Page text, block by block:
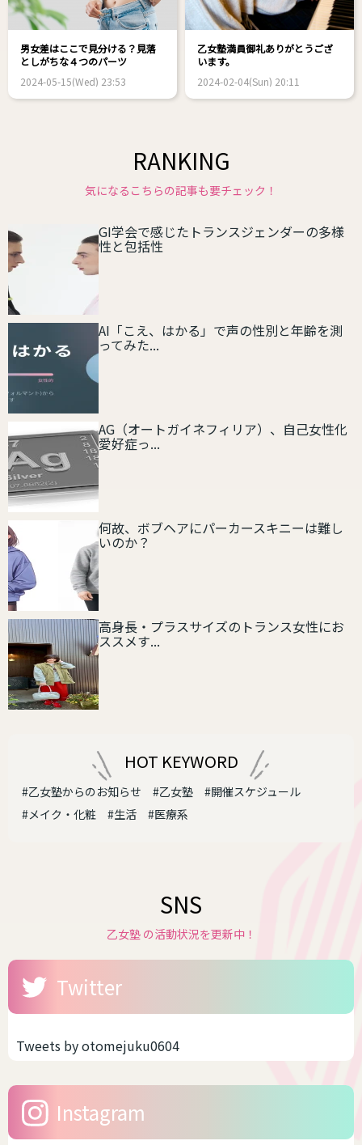
男女差はここで見分ける？見落
としがちな４つのパーツ
2024-05-15(Wed) 23:53
乙女塾満員御礼ありがとうござ
います。
2024-02-04(Sun) 20:11
RANKING
気になるこちらの記事も要チェック！
GI学会で感じたトランスジェンダーの多様
性と包括性
AI「こえ、はかる」で声の性別と年齢を測
ってみた...
AG（オートガイネフィリア）、自己女性化
愛好症っ...
何故、ボブヘアにパーカースキニーは難し
いのか？
高身長・プラスサイズのトランス女性にお
ススメす...
HOT KEYWORD
#乙女塾からのお知らせ #乙女塾
#開催スケジュール
#メイク・化粧
#生活 #医療系
SNS
乙女塾 の活動状況を更新中！
Twitter
Tweets by otomejuku0604
Instagram